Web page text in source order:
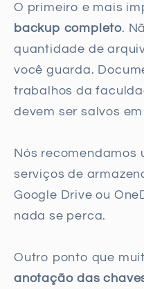
O primeiro e mais
backup completo.
quantidade de
você guarda.
trabalhos da
devem ser salvos
Nós recomendamos
serviços de
Google Drive ou
nada se perca.
Outro ponto que
anotação das